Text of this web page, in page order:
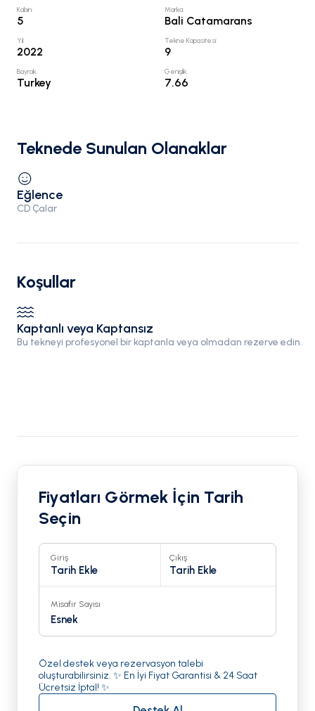
Kabin:
5
Marka:
Bali Catamarans
Yıl:
2022
Tekne Kapasitesi:
9
Bayrak:
Turkey
Genişlik:
7.66
Teknede Sunulan Olanaklar
Eğlence
CD Çalar
Koşullar
Kaptanlı veya Kaptansız
Bu tekneyi profesyonel bir kaptanla veya olmadan rezerve edin.
Fiyatları Görmek İçin Tarih
Seçin
Giriş
Tarih Ekle
Çıkış
Tarih Ekle
Misafir Sayısı
Esnek
Özel destek veya rezervasyon talebi
oluşturabilirsiniz. ✨ En İyi Fiyat Garantisi & 24 Saat
Ücretsiz İptal! ✨